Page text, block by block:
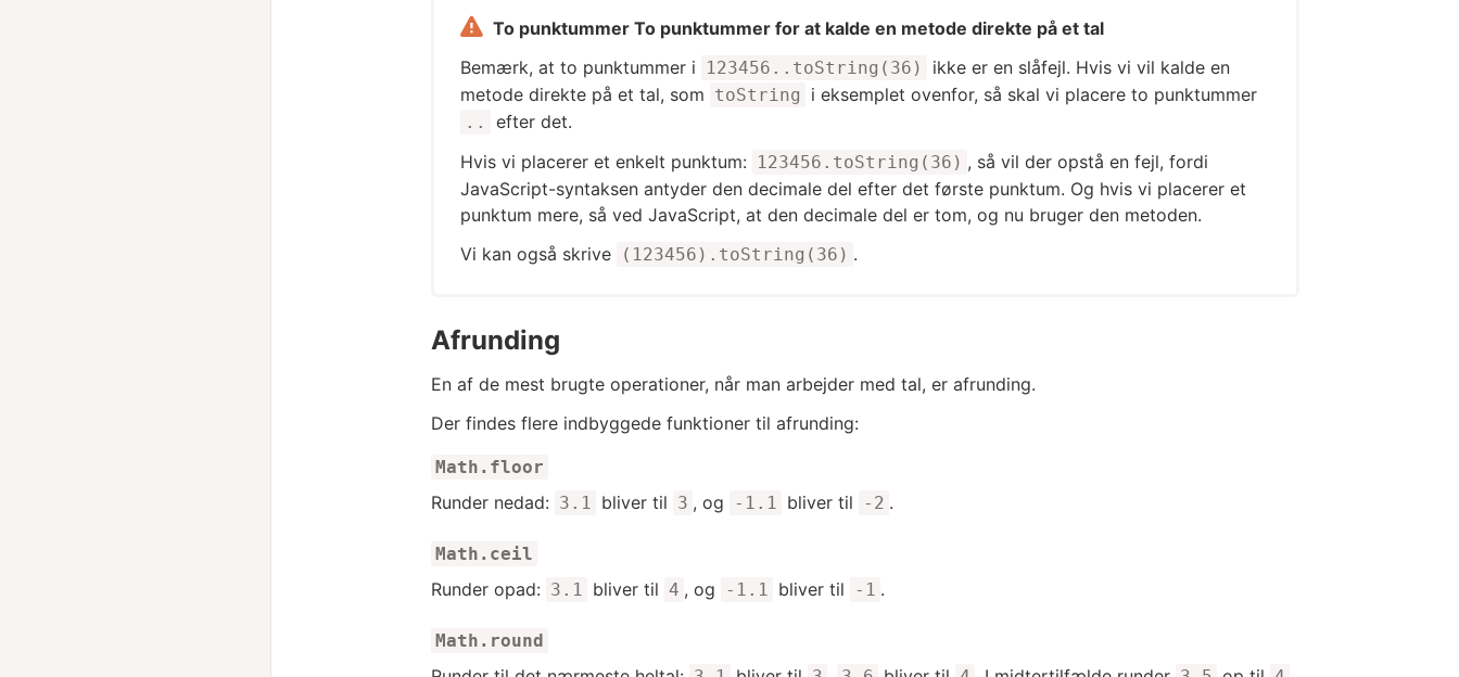
To punktummer To punktummer for at kalde en metode direkte på et tal
Bemærk, at to punktummer i
123456..toString(36)
ikke er en slåfejl. Hvis vi vil kalde en
metode direkte på et tal, som toString i eksemplet ovenfor, så skal vi placere to punktummer
..
efter det.
Hvis vi placerer et enkelt punktum:
123456.toString(36) , så vil der opstå en fejl, fordi
JavaScript-syntaksen antyder den decimale del efter det første punktum. Og hvis vi placerer et
punktum mere, så ved JavaScript, at den decimale del er tom, og nu bruger den metoden.
Vi kan også skrive
(123456).toString(36) .
Afrunding
En af de mest brugte operationer, når man arbejder med tal, er afrunding.
Der findes flere indbyggede funktioner til afrunding:
Math.floor
Runder nedad: 3.1 bliver til 3 , og -1.1 bliver til -2 .
Math.ceil
Runder opad: 3.1 bliver til 4 , og -1.1 bliver til -1 .
Math.round